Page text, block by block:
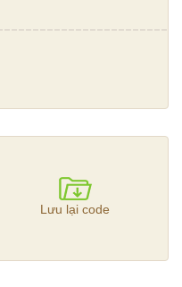
Lưu lại code